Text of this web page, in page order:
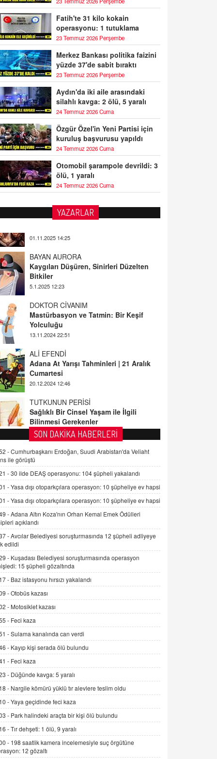
Fatih'te 31 kilo kokain
operasyonu: 1 tutuklama
23 Temmuz 2026 Perşembe
Merkez Bankası politika faizini
yüzde 37'de sabit bıraktı
23 Temmuz 2026 Perşembe
Aydın'da iki aile arasındaki
silahlı kavga: 2 ölü, 5 yaralı
24 Temmuz 2026 Cuma
Özgür Özel'in Yeni Partisi için
kuruluş başvurusu yapıldı
24 Temmuz 2026 Cuma
Otomobil şarampole devrildi: 3
ölü, 1 yaralı
24 Temmuz 2026 Cuma
YAZARLAR
BAYAN AURORA
Bitkiler
5.1.2025 12:23
DOKTOR CİVANIM
Yolculuğu
13.11.2024 22:51
ALİ EFENDİ
Cumartesi
20.12.2024 12:46
TUTKUNUN PERİSİ
Bilinmesi Gerekenler
08.11.2024 13:16
FARUK ÖNALAN
Tezkere Onaylanmasaydı…
2 Kasım 2021 Salı 00:11
AV. DOĞAN CAN DOĞAN
Kişisel verilerin korunması ve dijital
hukukun gelişimi
15.09.2025 16:17
SEHER EREK
Kış Ayları Geldi, Hangi Önlemler
9.12.2025 10:11
İNCİ GÜL AKÖL
Trump Keşke Adana'yı da Ziyaret Etse...
06.07.2026 13:00
ADEM AKÖL
Esed Destekçilerinin Yüzüne Vurulan
Şamar: Sednaya
11.12.2024 12:30
DR. EKREM ASLAN
Gerçek Ne, Algı Ne? "Beraber
Yürüyoruz" Cümlesinin Peşinden
19.07.2025 12:45
GÖNÜL MENEKŞE
Şifacının Yolu
04.11.2025 12:56
SON DAKİKA HABERLERİ
-Cumhurbaşkanı Erdoğan, Suudi Arabistan'da Veliaht
ile görüştü
-30 ilde DEAŞ operasyonu: 104 şüpheli yakalandı
-Yasa dışı otoparkçılara operasyon: 10 şüpheliye ev hapsi
-Yasa dışı otoparkçılara operasyon: 10 şüpheliye ev hapsi
-Adana Altın Koza'nın Orhan Kemal Emek Ödülleri
açıklandı
-Avcılar Belediyesi soruşturmasında 12 şüpheli adliyeye
edildi
- Kuşadası Belediyesi soruşturmasında operasyon
15 şüpheli gözaltında
- Baz istasyonu hırsızı yakalandı
-Otobüs kazası
- Motosiklet kazası
- Feci kaza
-Sulama kanalında can verdi
- Kayıp kişi serada ölü bulundu
- Feci kaza
- Düğünde kavga: 5 yaralı
- Nargile kömürü yüklü tır alevlere teslim oldu
-Yaya geçidinde feci kaza
- Park halindeki araçta bir kişi ölü bulundu
-Tır dehşeti: 1 ölü, 9 yaralı
- 198 saatlik kamera incelemesiyle suç örgütüne
12 gözaltı